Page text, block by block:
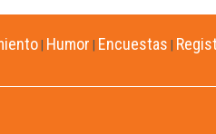
Humor Encuestas